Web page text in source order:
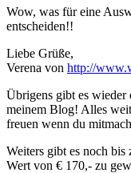
Wow, was für eine
entscheiden!!
Liebe Grüße,
Verena von http://
Übrigens gibt es wieder
meinem Blog! Alles
freuen wenn du
Weiters gibt es noch
Wert von € 170,- zu